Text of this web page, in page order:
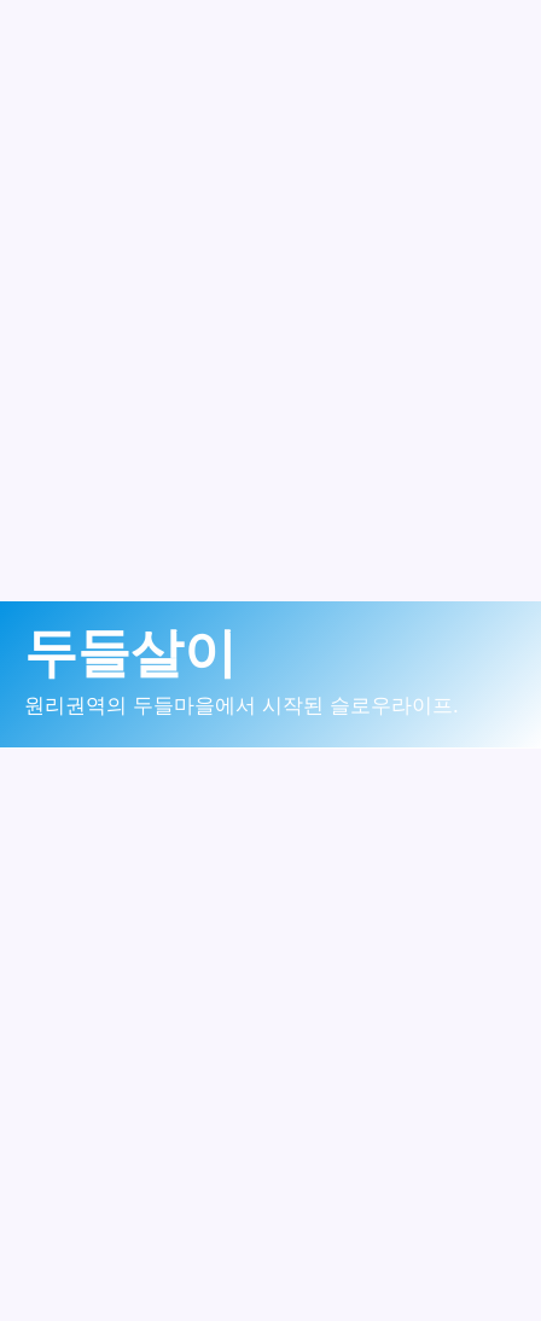
로
두들살이
원리권역의 두들마을에서 시작된 슬로우라이프.